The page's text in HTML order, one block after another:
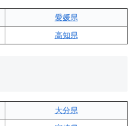
愛媛県
高知県
大分県